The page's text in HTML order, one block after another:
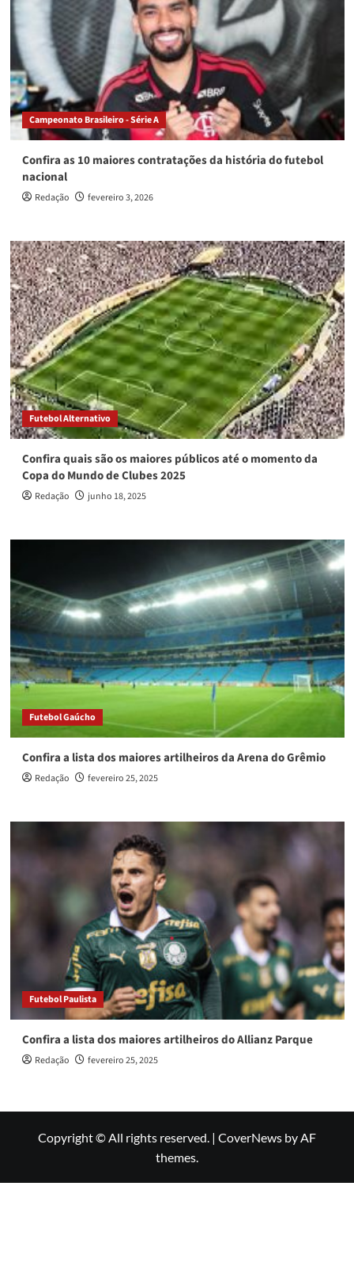
Campeonato Brasileiro - Série A
Confira as 10 maiores contratações da história do futebol
nacional
Redação fevereiro 3, 2026
Futebol Alternativo
Confira quais são os maiores públicos até o momento da
Copa do Mundo de Clubes 2025
Redação junho 18, 2025
Futebol Gaúcho
Confira a lista dos maiores artilheiros da Arena do Grêmio
Redação fevereiro 25, 2025
Futebol Paulista
Confira a lista dos maiores artilheiros do Allianz Parque
Redação fevereiro 25, 2025
Copyright © All rights reserved. | CoverNews by AF
themes.